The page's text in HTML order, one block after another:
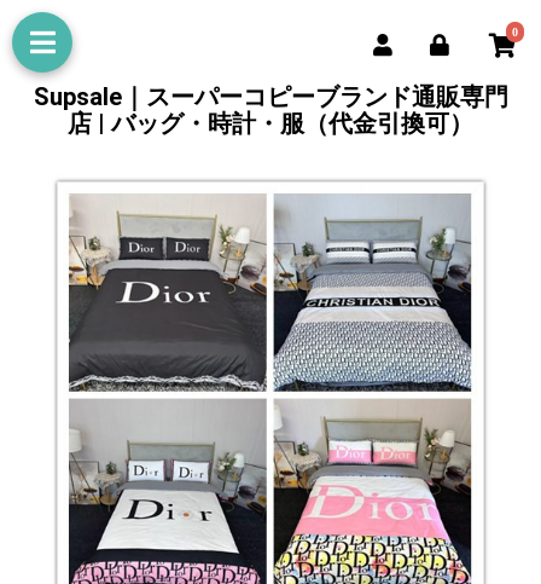
0
Supsale｜スーパーコピーブランド通販専門
店 | バッグ・時計・服（代金引換可）